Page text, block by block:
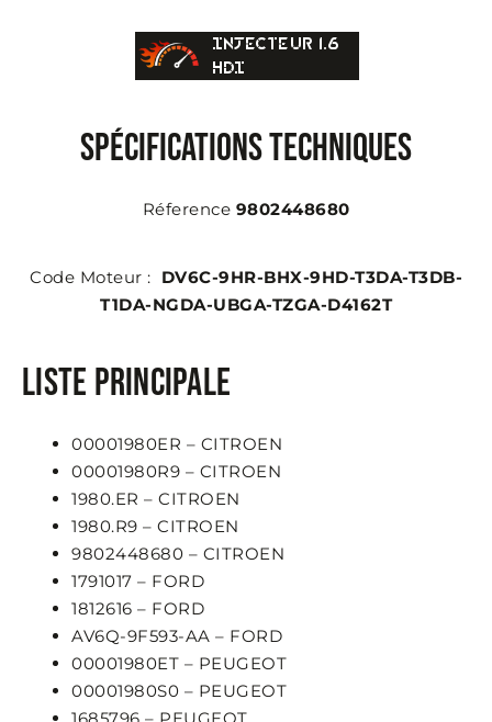
INJECTEUR 1.6
HDI
SPÉCIFICATIONS TECHNIQUES
Réference 9802448680
Code Moteur : DV6C-9HR-BHX-9HD-T3DA-T3DB-
T1DA-NGDA-UBGA-TZGA-D4162T
Liste principale
00001980ER – CITROEN
00001980R9 – CITROEN
1980.ER – CITROEN
1980.R9 – CITROEN
9802448680 – CITROEN
1791017 – FORD
1812616 – FORD
AV6Q-9F593-AA – FORD
00001980ET – PEUGEOT
00001980S0 – PEUGEOT